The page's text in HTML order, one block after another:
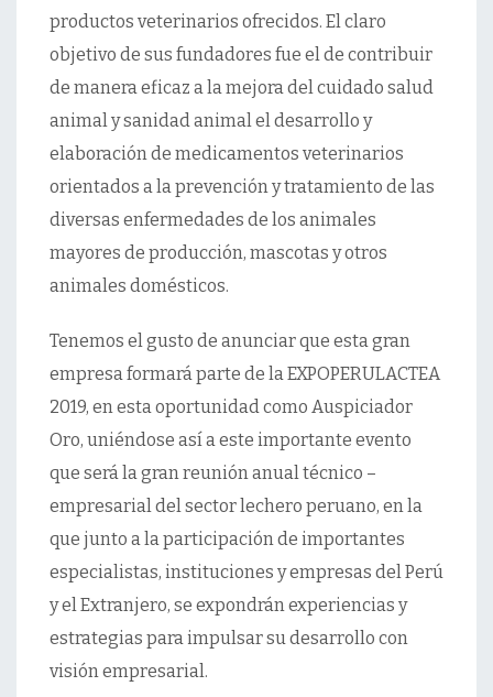
productos veterinarios ofrecidos. El claro
objetivo de sus fundadores fue el de contribuir
de manera eficaz a la mejora del cuidado salud
animal y sanidad animal el desarrollo y
elaboración de medicamentos veterinarios
orientados a la prevención y tratamiento de las
diversas enfermedades de los animales
mayores de producción, mascotas y otros
animales domésticos.
Tenemos el gusto de anunciar que esta gran
empresa formará parte de la EXPOPERULACTEA
2019, en esta oportunidad como Auspiciador
Oro, uniéndose así a este importante evento
que será la gran reunión anual técnico –
empresarial del sector lechero peruano, en la
que junto a la participación de importantes
especialistas, instituciones y empresas del Perú
y el Extranjero, se expondrán experiencias y
estrategias para impulsar su desarrollo con
visión empresarial.